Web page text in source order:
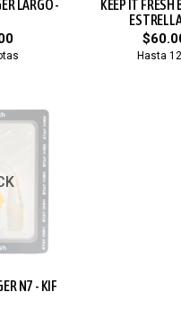
LARGO -
KEEP IT FRESH
Hasta
N7 - KIF